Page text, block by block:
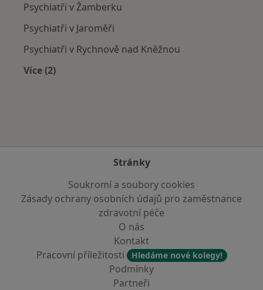
Psychiatři v Žamberku
Psychiatři v Jaroměři
Psychiatři v Rychnově nad Kněžnou
Více (2)
Stránky
Soukromí a soubory cookies
Zásady ochrany osobních údajů pro zaměstnance
zdravotní péče
O nás
Kontakt
Pracovní příležitosti
Hledáme nové kolegy!
Podmínky
Partneři